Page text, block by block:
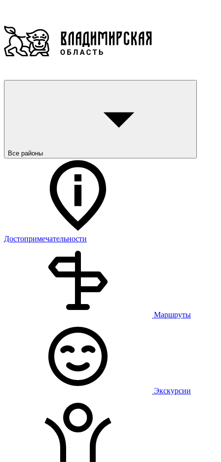
Все районы
Достопримечательности
Маршруты
Экскурсии